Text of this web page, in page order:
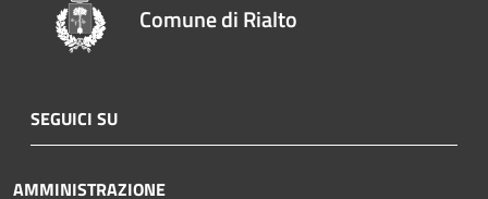
Comune di Rialto
SEGUICI SU
AMMINISTRAZIONE